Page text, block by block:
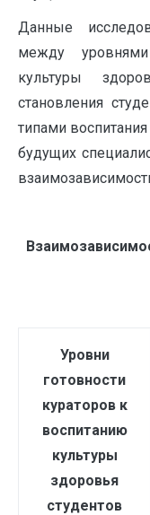
Данные
между
культуры
становления
типами
будущих
Уровни
готовности
кураторов к
воспитанию
культуры
здоровья
студентов